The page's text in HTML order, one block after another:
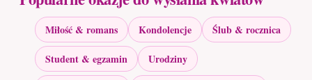
Miłość & romans Kondolencje
Ślub & rocznica
Student & egzamin
Urodziny